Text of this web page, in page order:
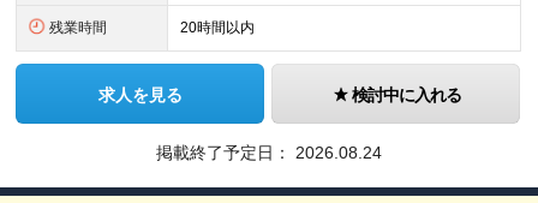
残業時間 20時間以内
求人を見る 検討中に入れる
掲載終了予定日： 2026.08.24